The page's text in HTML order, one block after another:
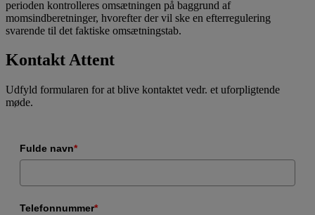
perioden kontrolleres omsætningen på baggrund af
momsindberetninger, hvorefter der vil ske en efterregulering
svarende til det faktiske omsætningstab.
Kontakt Attent
Udfyld formularen for at blive kontaktet vedr. et uforpligtende
møde.
Fulde navn*
Telefonnummer*